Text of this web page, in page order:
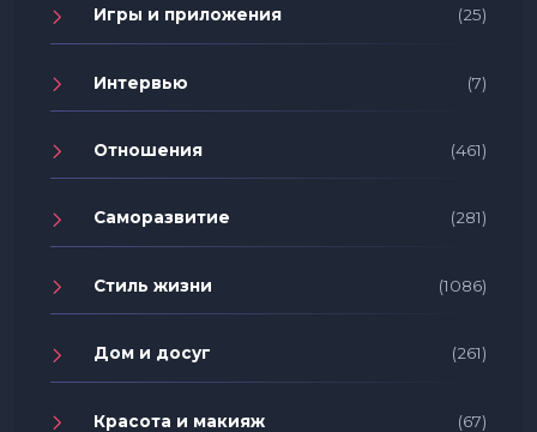
Игры и приложения (25)
Интервью (7)
Отношения (461)
Саморазвитие (281)
Стиль жизни (1086)
Дом и досуг (261)
Красота и макияж (67)